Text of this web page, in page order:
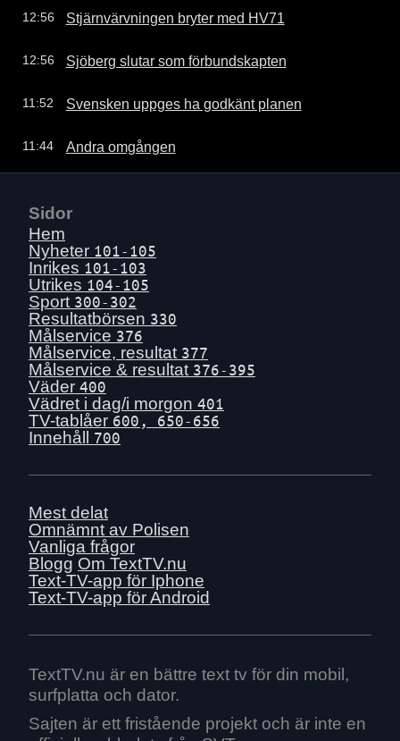
12:56 Stjärnvärvningen bryter med HV71
12:56 Sjöberg slutar som förbundskapten
11:52 Svensken uppges ha godkänt planen
11:44 Andra omgången
Sidor
Hem
Nyheter 101-105
Inrikes 101-103
Utrikes 104-105
Sport 300-302
Resultatbörsen 330
Målservice 376
Målservice, resultat 377
Målservice & resultat 376-395
Väder 400
Vädret i dag/i morgon 401
TV-tablåer 600, 650-656
Innehåll 700
Mest delat
Omnämnt av Polisen
Vanliga frågor
Blogg Om TextTV.nu
Text-TV-app för Iphone
Text-TV-app för Android
TextTV.nu är en bättre text tv för din mobil,
surfplatta och dator.
Sajten är ett fristående projekt och är inte en